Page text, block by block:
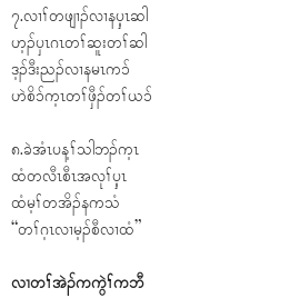
၇.လၢၢ်တဖျၢၣ်လၢနၦ့ၤဆါ
ဟ့ၣ်ၦၤဂၤတၢ်ဆူးတၢ်ဆါ
ဒ့ၣ်ဒီးညၣ်လၢနမၤက၁်
ဟဲစိ၁်က့ၤတၢ်ဖှီၣ်တၢ်ယ၁်
၈.ခဲအံၤပန့ၢ်သါဘၣ်က့ၤ
ထံတလီၤစီၤအလုၢ်ၦ့ၤ
ထံမ့ၢ်တအိၣ်နကသံ
“တၢ်ဂ့ၤလၢမ့ၣ်စီလၢထံ”
လၢတၢ်အဲၣ်ကကွဲၢ်ကဘီ